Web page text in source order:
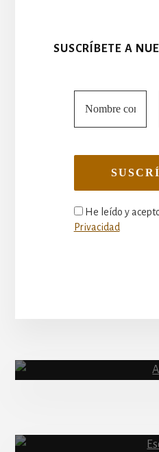
SUSCRÍBETE A
He leído y
Privacidad
Content